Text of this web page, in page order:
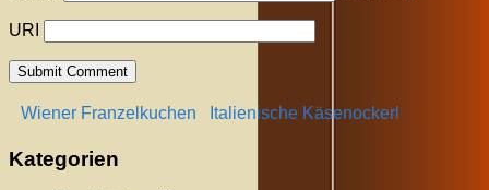
URI
Wiener Franzelkuchen Italienische Käsenockerl
Kategorien